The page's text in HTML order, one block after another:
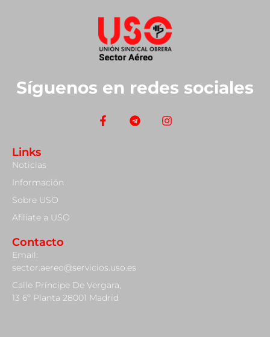
Síguenos en redes sociales
Links
Noticias
Información
Sobre USO
Afiliate a USO
Contacto
Email:
sector.aereo@servicios.uso.es
Calle Príncipe De Vergara,
13 6º Planta 28001 Madrid